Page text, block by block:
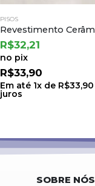
PISOS
R$85,41
no pix
R$89,90
Em até 1x de R$89,90
juros
SOBRE NÓS